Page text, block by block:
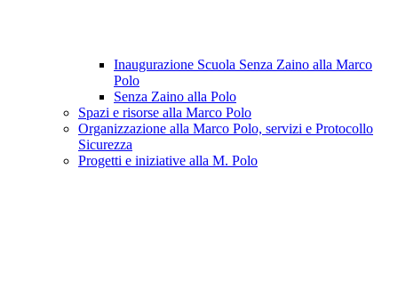
Inaugurazione Scuola Senza Zaino alla Marco
Polo
Senza Zaino alla Polo
Spazi e risorse alla Marco Polo
Organizzazione alla Marco Polo, servizi e Protocollo
Sicurezza
Progetti e iniziative alla M. Polo